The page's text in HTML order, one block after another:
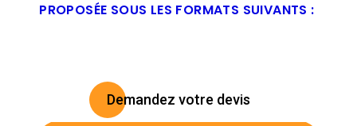
PROPOSÉE SOUS LES FORMATS SUIVANTS :
Demandez votre devis